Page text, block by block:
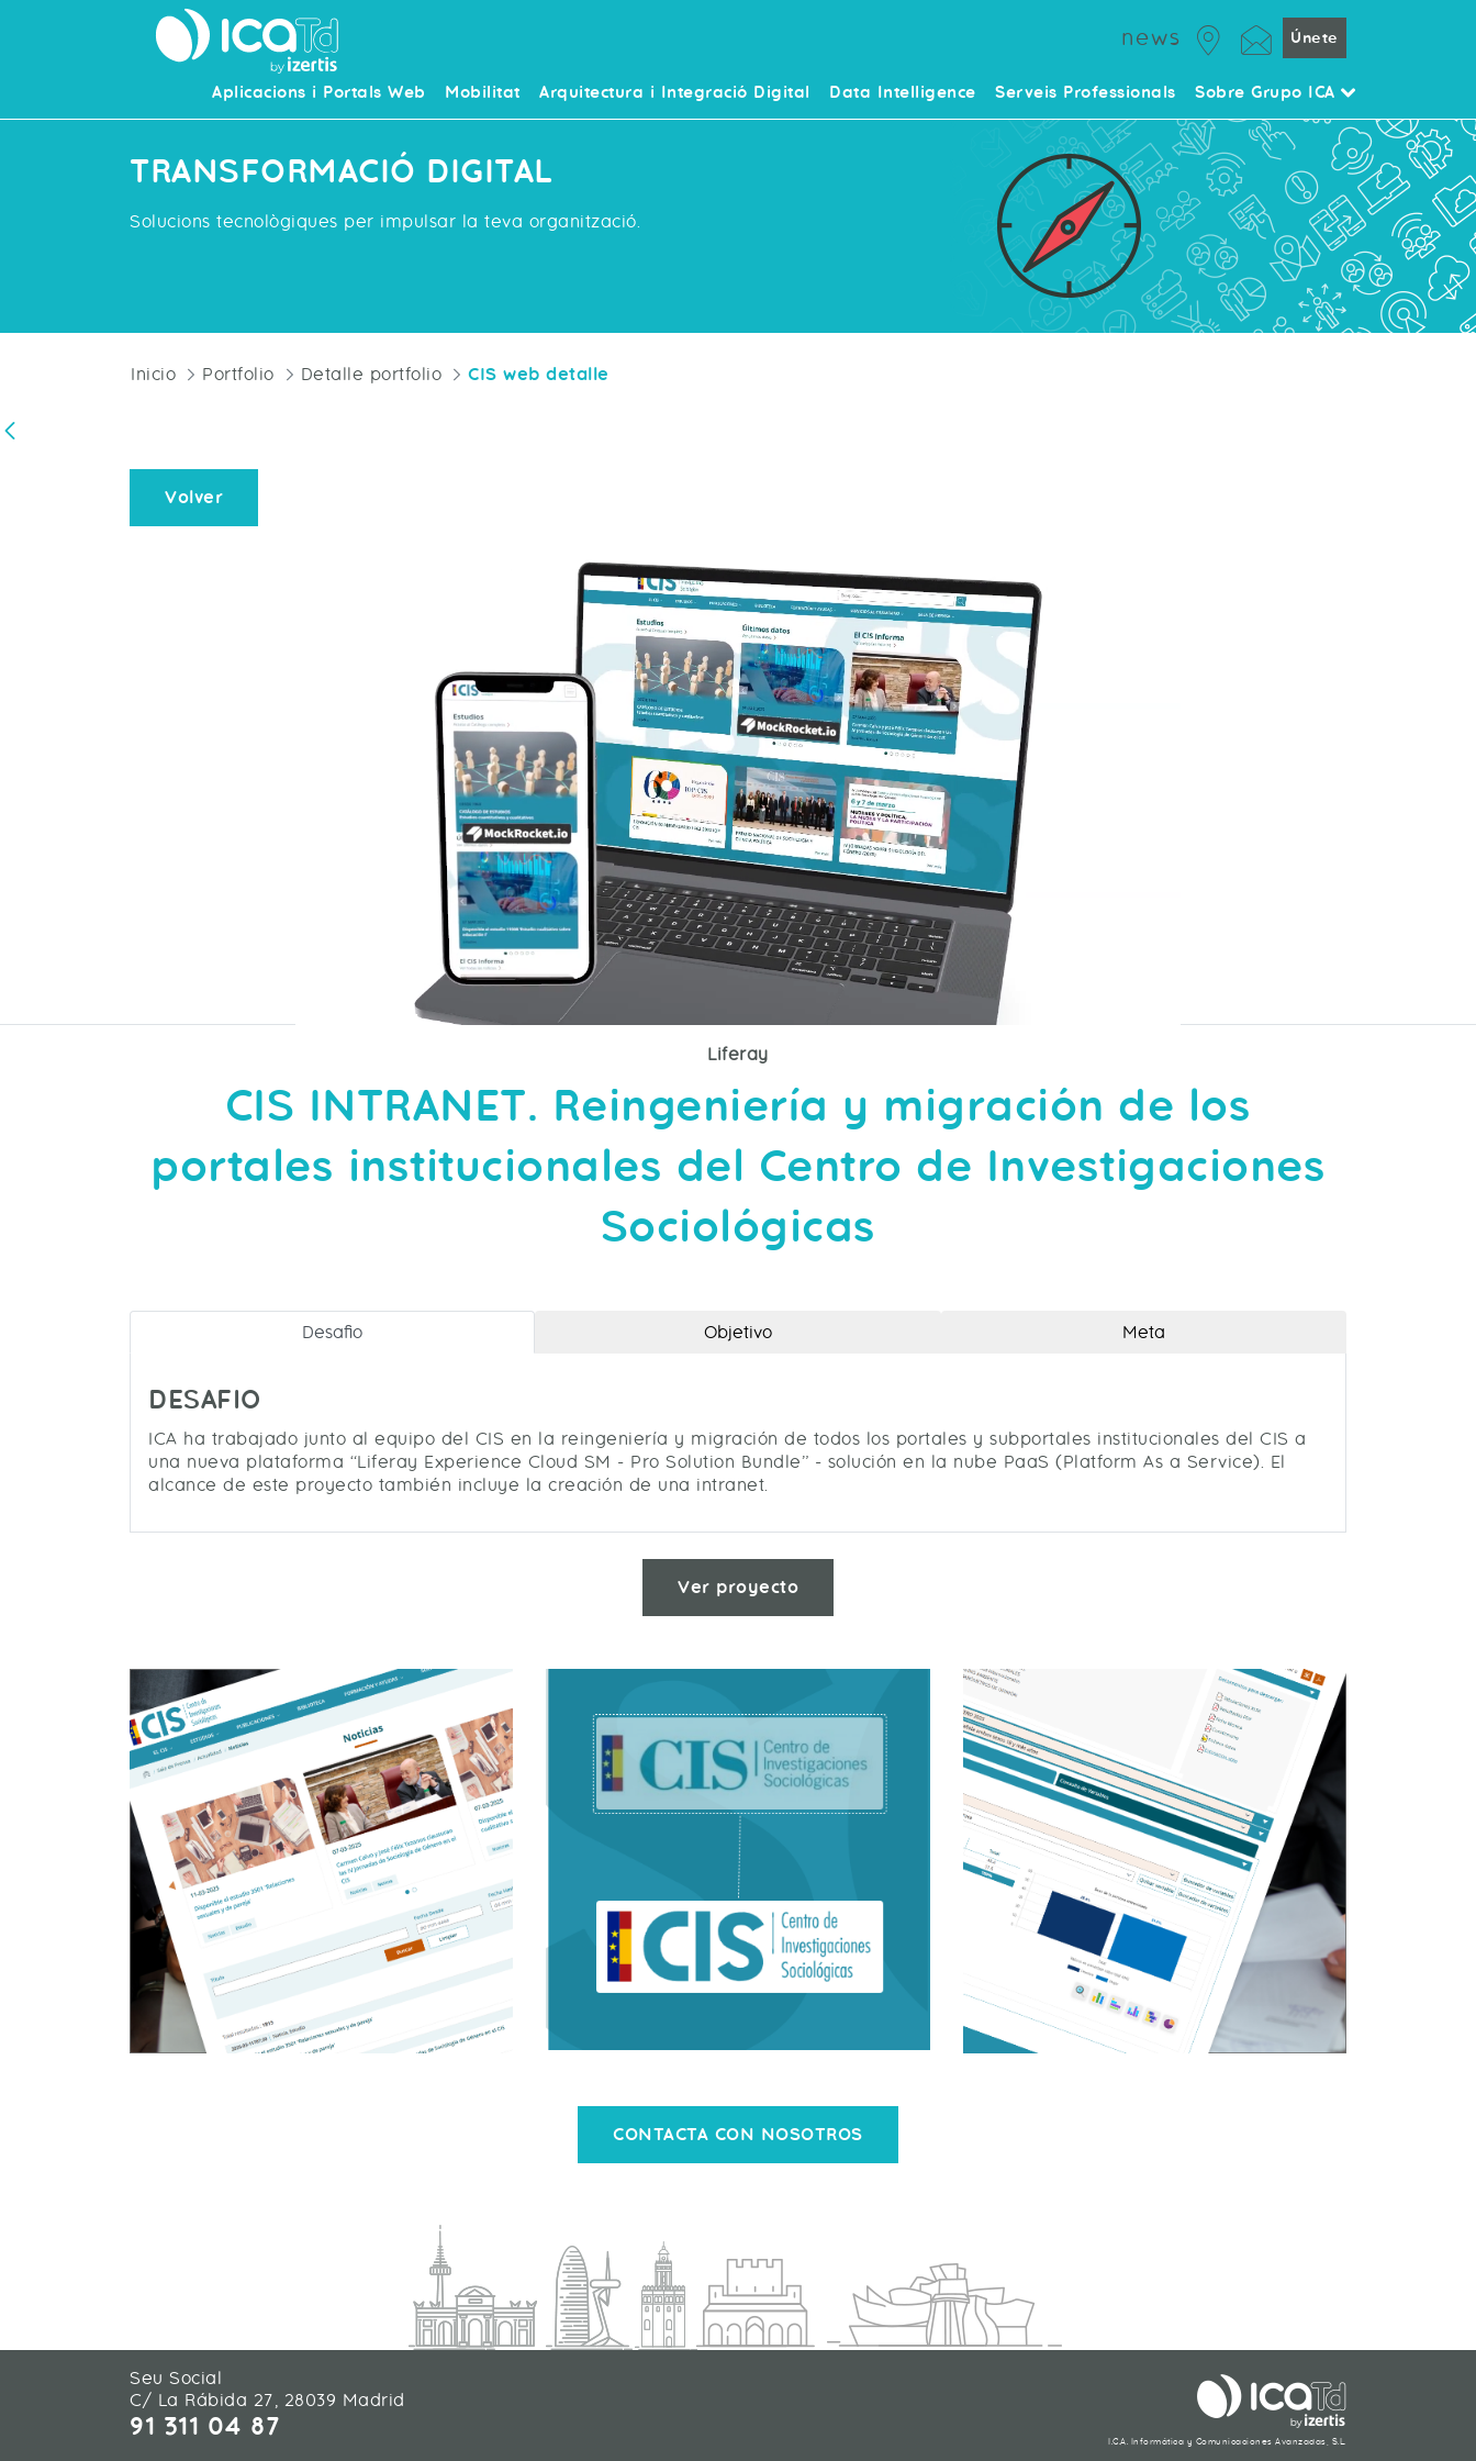
news Únete
Aplicacions i Portals Web Mobilitat Arquitectura i Integració Digital Data Intelligence Serveis Professionals Sobre Grupo ICA
TRANSFORMACIÓ DIGITAL
Solucions tecnològiques per impulsar la teva organització.
Inicio Portfolio Detalle portfolio CIS web detalle
Volver
Liferay
CIS INTRANET. Reingeniería y migración de los
portales institucionales del Centro de Investigaciones
Sociológicas
Desafio Objetivo Meta
DESAFIO
ICA ha trabajado junto al equipo del CIS en la reingeniería y migración de todos los portales y subportales institucionales del CIS a
una nueva plataforma “Liferay Experience Cloud SM - Pro Solution Bundle” - solución en la nube PaaS (Platform As a Service). El
alcance de este proyecto también incluye la creación de una intranet.
Ver proyecto
CONTACTA CON NOSOTROS
Seu Social
C/ La Rábida 27, 28039 Madrid
91 311 04 87 I.C.A. Informática y Comunicaciones Avanzadas, S.L.